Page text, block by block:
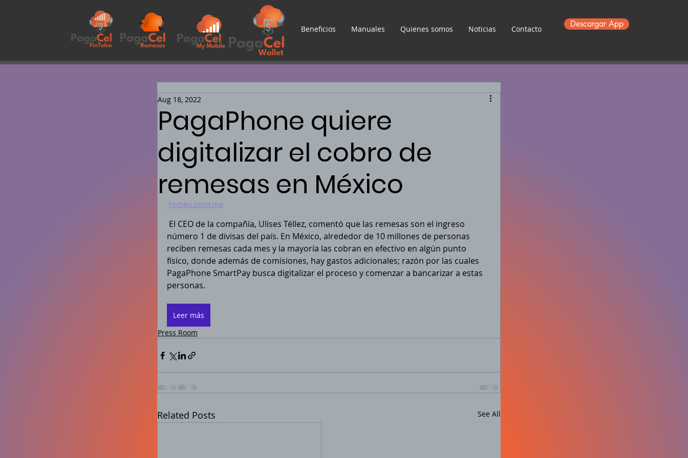
Beneficios Manuales Quienes somos Noticias Contacto Descargar App
PagaPhone quiere
digitalizar el cobro de
remesas en México
Aug 18, 2022
forbes.com.mx
número 1 de divisas del país. En México, alrededor de 10 millones de personas
reciben remesas cada mes y la mayoría las cobran en efectivo en algún punto
físico, donde además de comisiones, hay gastos adicionales; razón por las cuales
PagaPhone SmartPay busca digitalizar el proceso y comenzar a bancarizar a estas
personas.
Leer más
Press Room
Related Posts See All